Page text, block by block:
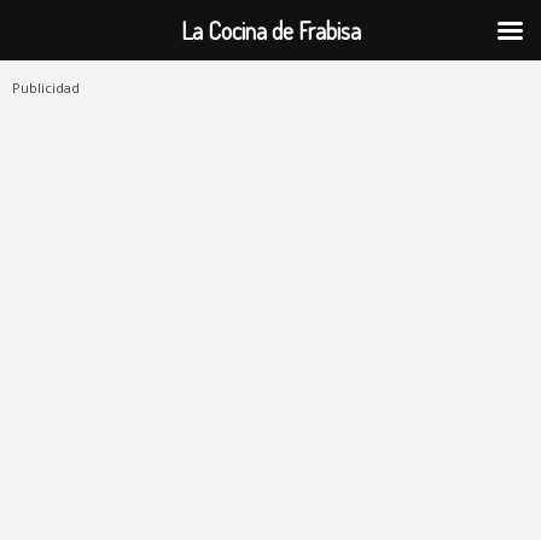
Publicidad
La Cocina de Frabisa